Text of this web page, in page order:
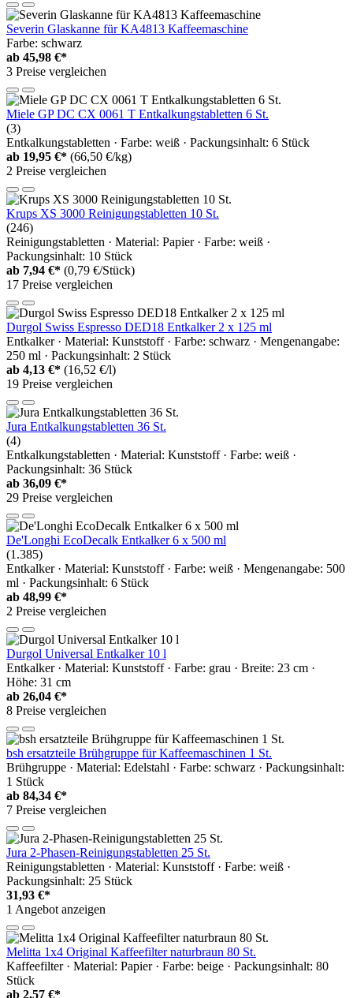
Severin Glaskanne für KA4813 Kaffeemaschine
Farbe: schwarz
ab 45,98 €*
3 Preise vergleichen
Miele GP DC CX 0061 T Entkalkungstabletten 6 St.
(3)
Entkalkungstabletten · Farbe: weiß · Packungsinhalt: 6 Stück
ab 19,95 €* (66,50 €/kg)
2 Preise vergleichen
Krups XS 3000 Reinigungstabletten 10 St.
(246)
Reinigungstabletten · Material: Papier · Farbe: weiß ·
Packungsinhalt: 10 Stück
ab 7,94 €* (0,79 €/Stück)
17 Preise vergleichen
Durgol Swiss Espresso DED18 Entkalker 2 x 125 ml
Entkalker · Material: Kunststoff · Farbe: schwarz · Mengenangabe:
250 ml · Packungsinhalt: 2 Stück
ab 4,13 €* (16,52 €/l)
19 Preise vergleichen
Jura Entkalkungstabletten 36 St.
(4)
Entkalkungstabletten · Material: Kunststoff · Farbe: weiß ·
Packungsinhalt: 36 Stück
ab 36,09 €*
29 Preise vergleichen
De'Longhi EcoDecalk Entkalker 6 x 500 ml
(1.385)
Entkalker · Material: Kunststoff · Farbe: weiß · Mengenangabe: 500
ml · Packungsinhalt: 6 Stück
ab 48,99 €*
2 Preise vergleichen
Durgol Universal Entkalker 10 l
Entkalker · Material: Kunststoff · Farbe: grau · Breite: 23 cm ·
Höhe: 31 cm
ab 26,04 €*
8 Preise vergleichen
bsh ersatzteile Brühgruppe für Kaffeemaschinen 1 St.
Brühgruppe · Material: Edelstahl · Farbe: schwarz · Packungsinhalt:
1 Stück
ab 84,34 €*
7 Preise vergleichen
Jura 2-Phasen-Reinigungstabletten 25 St.
Reinigungstabletten · Material: Kunststoff · Farbe: weiß ·
Packungsinhalt: 25 Stück
31,93 €*
1 Angebot anzeigen
Melitta 1x4 Original Kaffeefilter naturbraun 80 St.
Kaffeefilter · Material: Papier · Farbe: beige · Packungsinhalt: 80
Stück
ab 2,57 €*